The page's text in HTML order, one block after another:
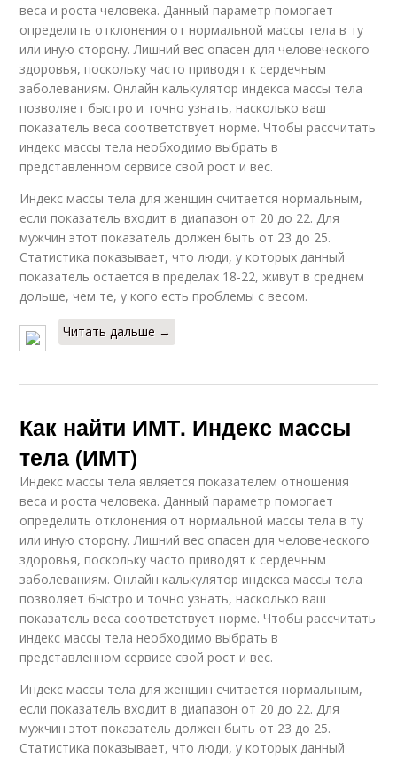
веса и роста человека. Данный параметр помогает
определить отклонения от нормальной массы тела в ту
или иную сторону. Лишний вес опасен для человеческого
здоровья, поскольку часто приводят к сердечным
заболеваниям. Онлайн калькулятор индекса массы тела
позволяет быстро и точно узнать, насколько ваш
показатель веса соответствует норме. Чтобы рассчитать
индекс массы тела необходимо выбрать в
представленном сервисе свой рост и вес.
Индекс массы тела для женщин считается нормальным,
если показатель входит в диапазон от 20 до 22. Для
мужчин этот показатель должен быть от 23 до 25.
Статистика показывает, что люди, у которых данный
показатель остается в пределах 18-22, живут в среднем
дольше, чем те, у кого есть проблемы с весом.
Читать дальше →
Как найти ИМТ. Индекс массы
тела (ИМТ)
Индекс массы тела является показателем отношения
веса и роста человека. Данный параметр помогает
определить отклонения от нормальной массы тела в ту
или иную сторону. Лишний вес опасен для человеческого
здоровья, поскольку часто приводят к сердечным
заболеваниям. Онлайн калькулятор индекса массы тела
позволяет быстро и точно узнать, насколько ваш
показатель веса соответствует норме. Чтобы рассчитать
индекс массы тела необходимо выбрать в
представленном сервисе свой рост и вес.
Индекс массы тела для женщин считается нормальным,
если показатель входит в диапазон от 20 до 22. Для
мужчин этот показатель должен быть от 23 до 25.
Статистика показывает, что люди, у которых данный